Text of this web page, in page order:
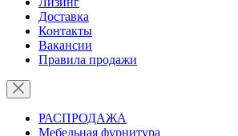
Доставка
Контакты
Вакансии
Правила продажи
РАСПРОДАЖА
Мебельная фурнитура